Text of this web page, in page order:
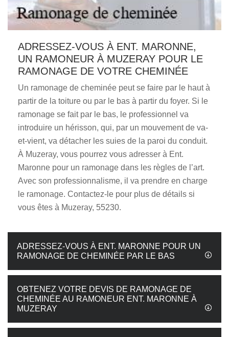
ADRESSEZ-VOUS À ENT. MARONNE,
UN RAMONEUR À MUZERAY POUR LE
RAMONAGE DE VOTRE CHEMINÉE
Un ramonage de cheminée peut se faire par le haut à
partir de la toiture ou par le bas à partir du foyer. Si le
ramonage se fait par le bas, le professionnel va
introduire un hérisson, qui, par un mouvement de va-
et-vient, va détacher les suies de la paroi du conduit.
À Muzeray, vous pourrez vous adresser à Ent.
Maronne pour un ramonage dans les règles de l’art.
Avec son professionnalisme, il va prendre en charge
le ramonage. Contactez-le pour plus de détails si
vous êtes à Muzeray, 55230.
ADRESSEZ-VOUS À ENT. MARONNE POUR UN
RAMONAGE DE CHEMINÉE PAR LE BAS
OBTENEZ VOTRE DEVIS DE RAMONAGE DE
CHEMINÉE AU RAMONEUR ENT. MARONNE À
MUZERAY